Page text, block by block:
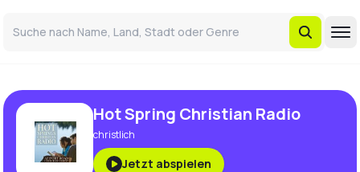
Hot Spring Christian Radio
christlich
Jetzt abspielen